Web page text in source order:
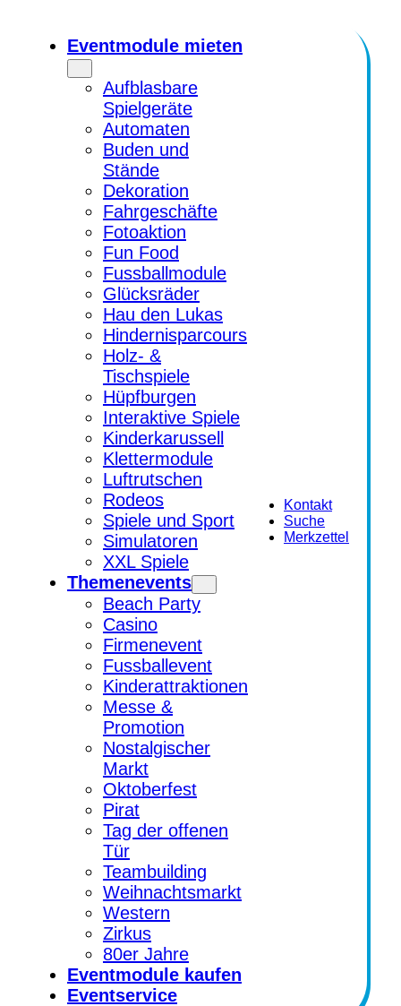
Eventmodule mieten
Aufblasbare
Spielgeräte
Automaten
Buden und
Stände
Dekoration
Fahrgeschäfte
Fotoaktion
Fun Food
Fussballmodule
Glücksräder
Hau den Lukas
Hindernisparcours
Holz- &
Tischspiele
Hüpfburgen
Interaktive Spiele
Kinderkarussell
Klettermodule
Luftrutschen
Rodeos
Spiele und Sport
Simulatoren
XXL Spiele
Themenevents
Beach Party
Casino
Firmenevent
Fussballevent
Kinderattraktionen
Messe &
Promotion
Nostalgischer
Markt
Oktoberfest
Pirat
Tag der offenen
Tür
Teambuilding
Weihnachtsmarkt
Western
Zirkus
80er Jahre
Eventmodule kaufen
Eventservice
Kontakt
Suche
Merkzettel